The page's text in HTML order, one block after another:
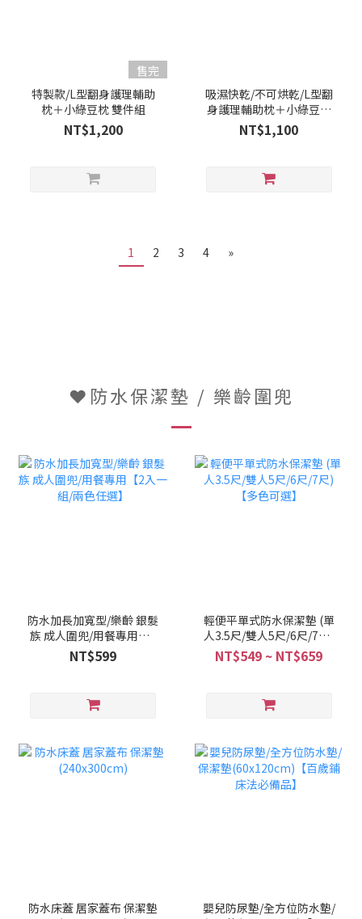
售完
特製款/L型翻身護理輔助
枕＋小綠豆枕 雙件組
NT$1,200
吸濕快乾/不可烘乾/L型翻
身護理輔助枕＋小綠豆枕
雙件組
NT$1,100
1 2 3 4 »
❤防水保潔墊 / 樂齡圍兜
防水加長加寬型/樂齡 銀髮
族 成人圍兜/用餐專用【2
入一組/兩色任選】
NT$599
輕便平單式防水保潔墊 (單
人3.5尺/雙人5尺/6尺/7尺)
【多色可選】
NT$549 ~ NT$659
防水床蓋 居家蓋布 保潔墊
嬰兒防尿墊/全方位防水墊/